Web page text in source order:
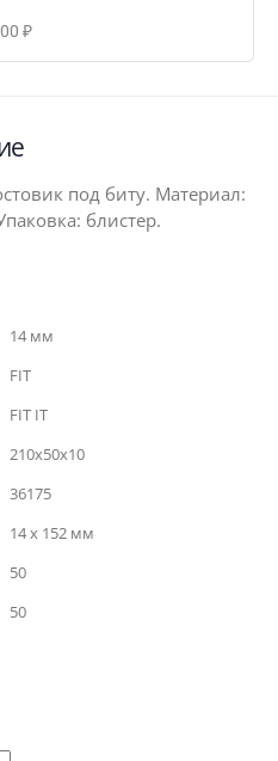
₽
под биту. Материал:
блистер.
14 мм
FIT
FIT IT
210x50x10
36175
14 х 152 мм
50
50